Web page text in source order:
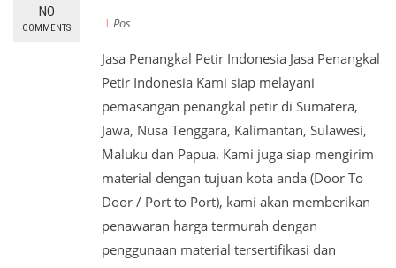
NO
COMMENTS Pos
Jasa Penangkal Petir Indonesia Jasa Penangkal
Petir Indonesia Kami siap melayani
pemasangan penangkal petir di Sumatera,
Jawa, Nusa Tenggara, Kalimantan, Sulawesi,
Maluku dan Papua. Kami juga siap mengirim
material dengan tujuan kota anda (Door To
Door / Port to Port), kami akan memberikan
penawaran harga termurah dengan
penggunaan material tersertifikasi dan